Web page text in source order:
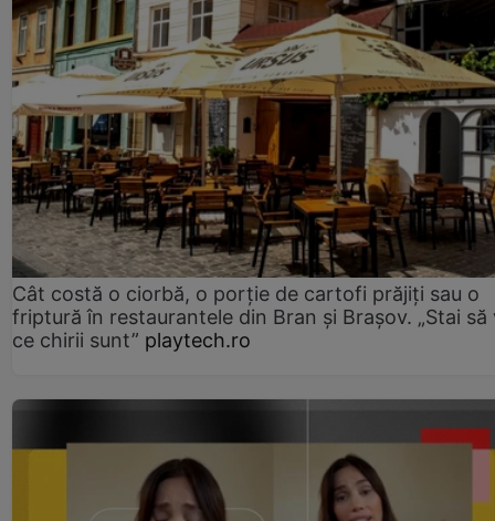
Cât costă o ciorbă, o porţie de cartofi prăjiţi sau o
friptură în restaurantele din Bran şi Braşov. „Stai să
ce chirii sunt” playtech.ro